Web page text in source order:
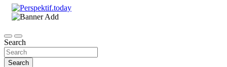
Search
Search